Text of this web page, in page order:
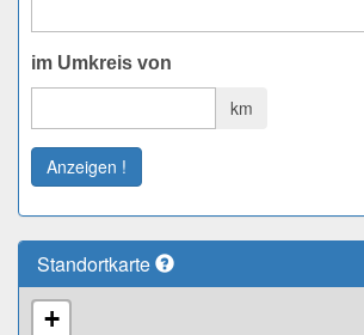
im Umkreis von
km
Anzeigen !
Standortkarte
+